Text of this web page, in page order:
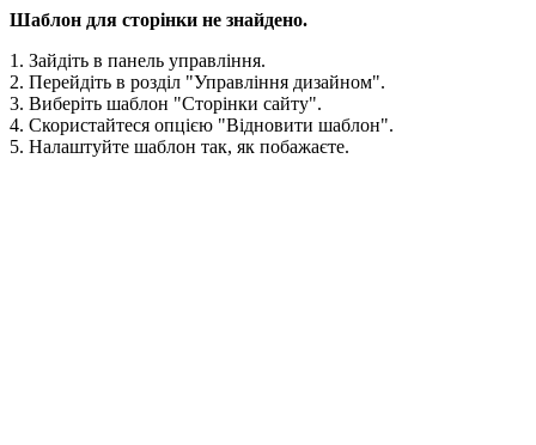
Шаблон для сторінки не знайдено.
1. Зайдіть в панель управління.
2. Перейдіть в розділ "Управління дизайном".
3. Виберіть шаблон "Сторінки сайту".
4. Скористайтеся опцією "Відновити шаблон".
5. Налаштуйте шаблон так, як побажаєте.